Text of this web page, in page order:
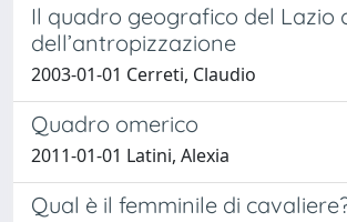
Il quadro geografico del Lazio
dell’antropizzazione
2003-01-01 Cerreti, Claudio
Quadro omerico
2011-01-01 Latini, Alexia
Qual è il femminile di